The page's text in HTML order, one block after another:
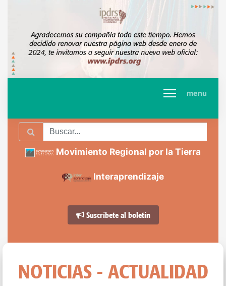
menu
Movimiento Regional por la Tierra
Interaprendizaje
Suscríbete al boletín
NOTICIAS - ACTUALIDAD